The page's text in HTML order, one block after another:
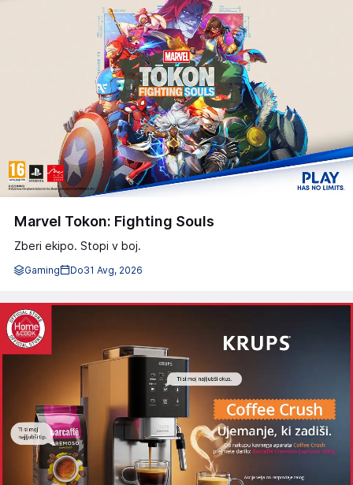
Marvel Tokon: Fighting Souls
Zberi ekipo. Stopi v boj.
Gaming Do31 Avg, 2026